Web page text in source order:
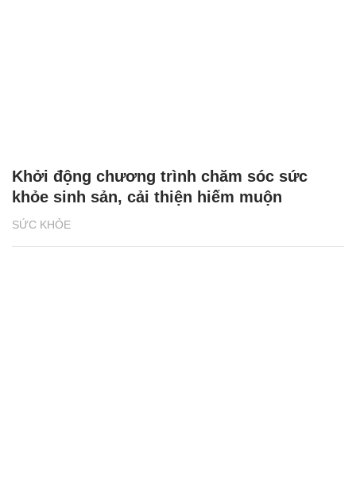
SỨC KHỎE
Khởi động chương trình chăm sóc sức
khỏe sinh sản, cải thiện hiếm muộn